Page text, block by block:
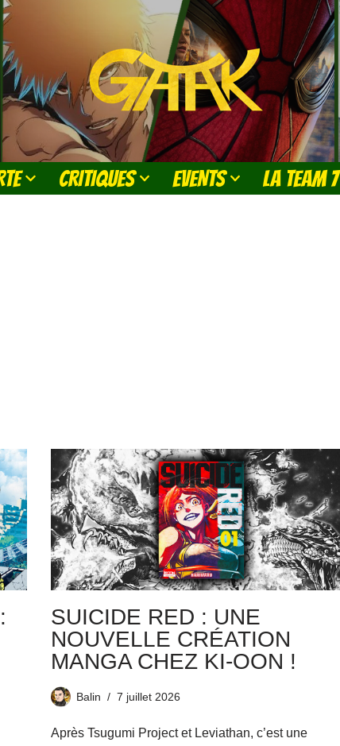
CRITIQUES EVENTS LA TEAM 7
SUICIDE RED : UNE
NOUVELLE CRÉATION
MANGA CHEZ KI-OON !
Balin 7 juillet 2026
Après Tsugumi Project et Leviathan, c’est une